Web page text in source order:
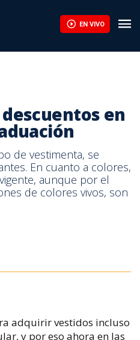
EN VIVO
en
de vestimenta, se
En cuanto a colores,
aunque por el
de colores vivos, son
adquirir vestidos incluso
y por eso ahora en las